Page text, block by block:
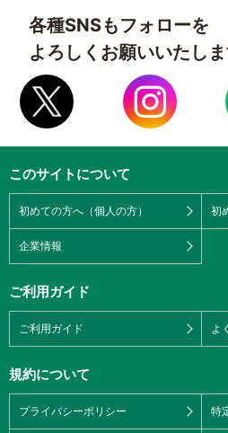
各種SNSもフォローを
よろしくお願いいたしま
このサイトについて
初めての方へ（個人の方） 初
企業情報
ご利用ガイド
ご利用ガイド よ
規約について
プライバシーポリシー 特